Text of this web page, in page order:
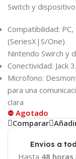
Switch y
Compatibilidad:
(SeriesX|S/One)
Nintendo Swirch y
Conectividad: Jack
Microfono:
para una
clara
⛔ Agotado
Comparar
Envios a
Hasta 48 horas